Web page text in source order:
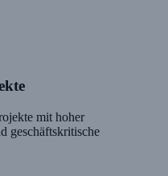
mit hoher
geschäftskritische